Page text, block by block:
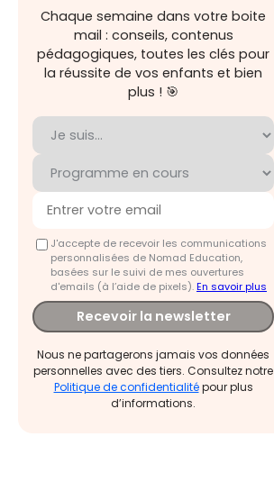
Chaque semaine dans votre boite
mail : conseils, contenus
pédagogiques, toutes les clés pour
la réussite de vos enfants et bien
plus ! 🎯
J'accepte de recevoir les communications
personnalisées de Nomad Education,
basées sur le suivi de mes ouvertures
d'emails (à l’aide de pixels).En savoir plus
Recevoir la newsletter
Nous ne partagerons jamais vos données
personnelles avec des tiers. Consultez notre
Politique de confidentialitépour plus
d’informations.